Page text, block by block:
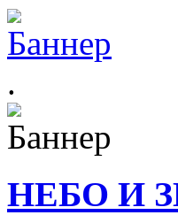
.
НЕБО И